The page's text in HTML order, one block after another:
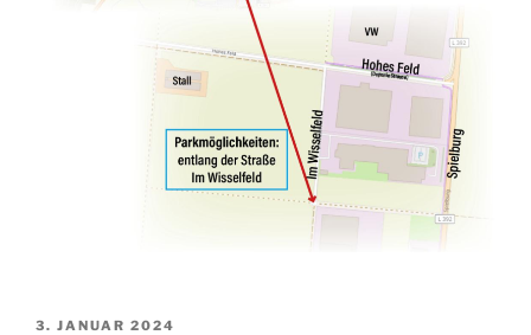
VERÖFFENTLICHT
3. JANUAR 2024